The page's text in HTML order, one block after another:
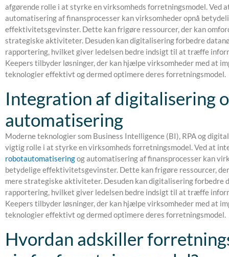
afgørende rolle i at styrke en virksomheds forretningsmodel. Ved
automatisering af finansprocesser kan virksomheder opnå
effektivitetsgevinster. Dette kan frigøre ressourcer, der kan
strategiske aktiviteter. Desuden kan digitalisering forbedre
rapportering, hvilket giver ledelsen bedre indsigt til at træffe
Keepers tilbyder løsninger, der kan hjælpe virksomheder med at
teknologier effektivt og dermed optimere deres forretningsmodel.
Integration af digitalisering
automatisering
Moderne teknologier som Business Intelligence (BI), RPA og
vigtig rolle i at styrke en virksomheds forretningsmodel. Ved at
robotautomatiseringog automatisering af finansprocesser kan
betydelige effektivitetsgevinster. Dette kan frigøre ressourcer,
mere strategiske aktiviteter. Desuden kan digitalisering forbedre
rapportering, hvilket giver ledelsen bedre indsigt til at træffe
Keepers tilbyder løsninger, der kan hjælpe virksomheder med at
teknologier effektivt og dermed optimere deres forretningsmodel.
Hvordan adskiller